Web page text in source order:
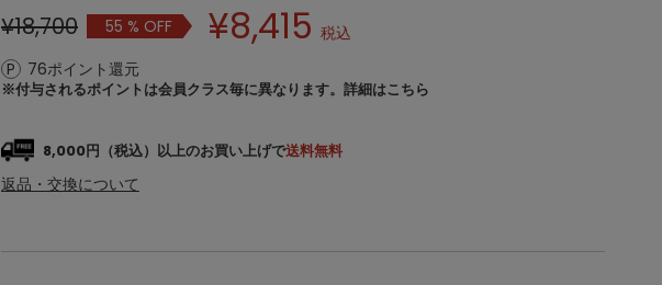
¥18,700 55 % OFF ¥8,415 税込
76ポイント還元
※付与されるポイントは会員クラス毎に異なります。 詳細はこちら
8,000円（税込）以上のお買い上げで送料無料
返品・交換について